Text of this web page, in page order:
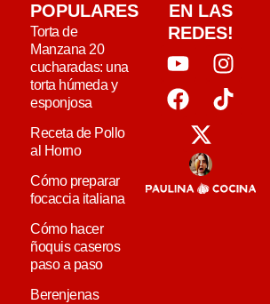
POPULARES
Torta de
Manzana 20
cucharadas: una
torta húmeda y
esponjosa
Receta de Pollo
al Horno
Cómo preparar
focaccia italiana
Cómo hacer
ñoquis caseros
paso a paso
Berenjenas
EN LAS
REDES!